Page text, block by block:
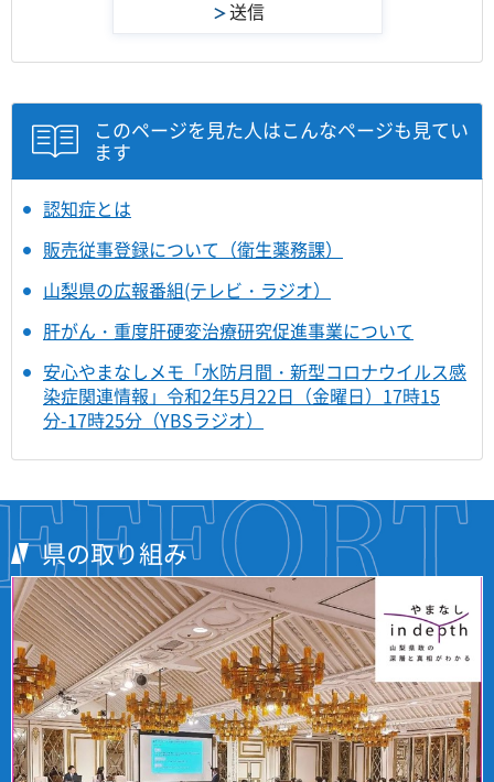
このページを見た人はこんなページも見てい
ます
認知症とは
販売従事登録について（衛生薬務課）
山梨県の広報番組(テレビ・ラジオ）
肝がん・重度肝硬変治療研究促進事業について
安心やまなしメモ「水防月間・新型コロナウイルス感
染症関連情報」令和2年5月22日（金曜日）17時15
分-17時25分（YBSラジオ）
県の取り組み